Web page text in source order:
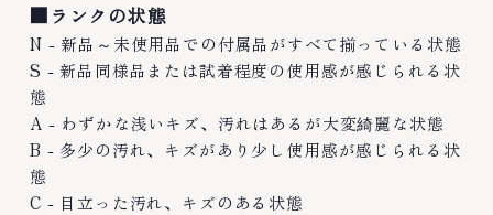
■ランクの状態
N - 新品～未使用品での付属品がすべて揃っている状態
S - 新品同様品または試着程度の使用感が感じられる状
態
A - わずかな浅いキズ、汚れはあるが大変綺麗な状態
B - 多少の汚れ、キズがあり少し使用感が感じられる状
態
C - 目立った汚れ、キズのある状態